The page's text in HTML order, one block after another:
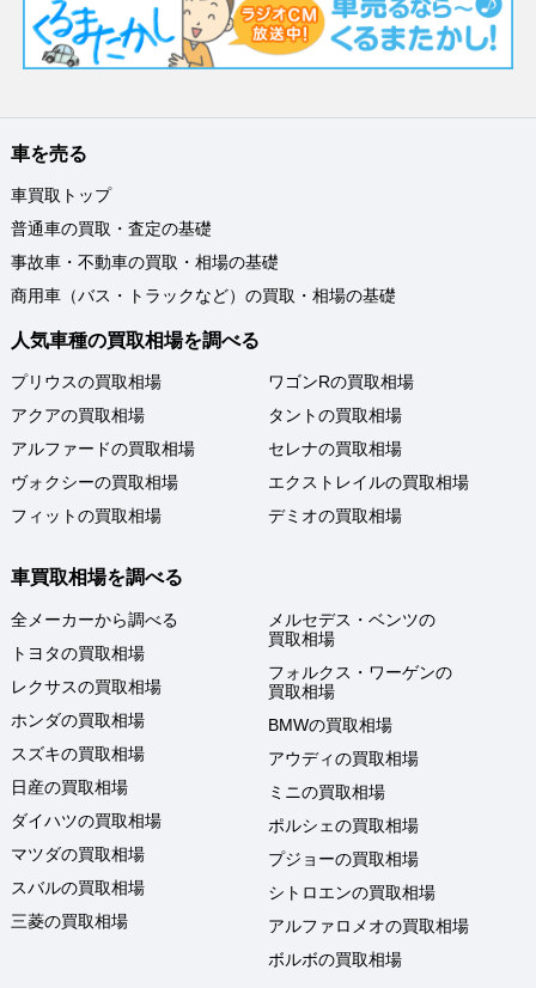
車を売る
車買取トップ
普通車の買取・査定の基礎
事故車・不動車の買取・相場の基礎
商用車（バス・トラックなど）の買取・相場の基礎
人気車種の買取相場を調べる
プリウスの買取相場
アクアの買取相場
アルファードの買取相場
ヴォクシーの買取相場
フィットの買取相場
ワゴンRの買取相場
タントの買取相場
セレナの買取相場
エクストレイルの買取相場
デミオの買取相場
車買取相場を調べる
全メーカーから調べる
トヨタの買取相場
レクサスの買取相場
ホンダの買取相場
スズキの買取相場
日産の買取相場
ダイハツの買取相場
マツダの買取相場
スバルの買取相場
三菱の買取相場
メルセデス・ベンツの
買取相場
フォルクス・ワーゲンの
買取相場
BMWの買取相場
アウディの買取相場
ミニの買取相場
ポルシェの買取相場
プジョーの買取相場
シトロエンの買取相場
アルファロメオの買取相場
ボルボの買取相場